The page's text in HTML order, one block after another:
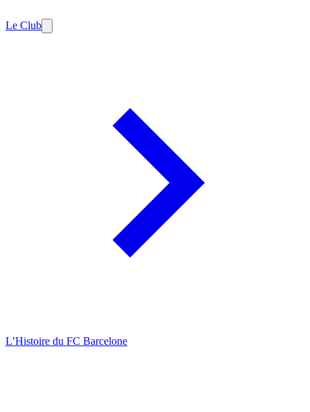
Le Club
L’Histoire du FC Barcelone